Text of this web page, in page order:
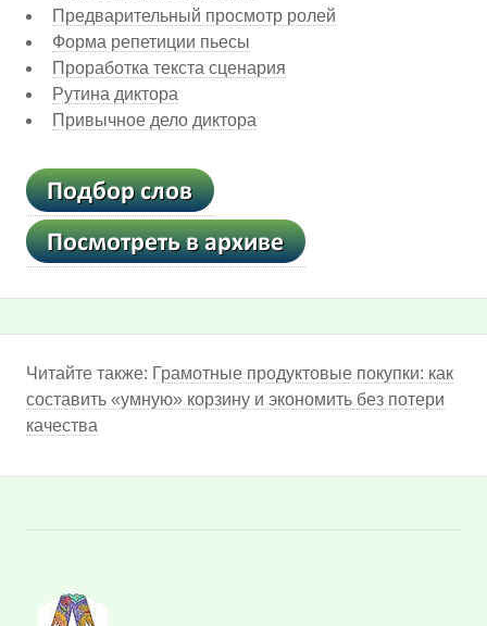
Предварительный просмотр ролей
Форма репетиции пьесы
Проработка текста сценария
Рутина диктора
Привычное дело диктора
Читайте также: Грамотные продуктовые покупки: как
составить «умную» корзину и экономить без потери
качества